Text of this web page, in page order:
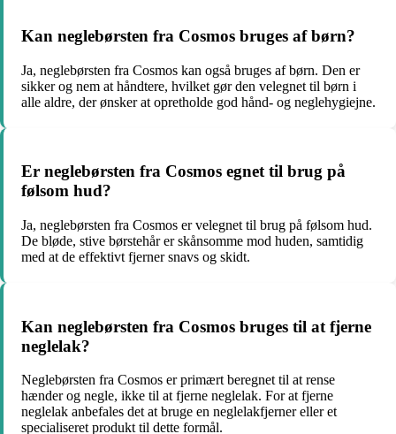
Kan neglebørsten fra Cosmos bruges af børn?
Ja, neglebørsten fra Cosmos kan også bruges af børn. Den er
sikker og nem at håndtere, hvilket gør den velegnet til børn i
alle aldre, der ønsker at opretholde god hånd- og neglehygiejne.
Er neglebørsten fra Cosmos egnet til brug på
følsom hud?
Ja, neglebørsten fra Cosmos er velegnet til brug på følsom hud.
De bløde, stive børstehår er skånsomme mod huden, samtidig
med at de effektivt fjerner snavs og skidt.
Kan neglebørsten fra Cosmos bruges til at fjerne
neglelak?
Neglebørsten fra Cosmos er primært beregnet til at rense
hænder og negle, ikke til at fjerne neglelak. For at fjerne
neglelak anbefales det at bruge en neglelakfjerner eller et
specialiseret produkt til dette formål.